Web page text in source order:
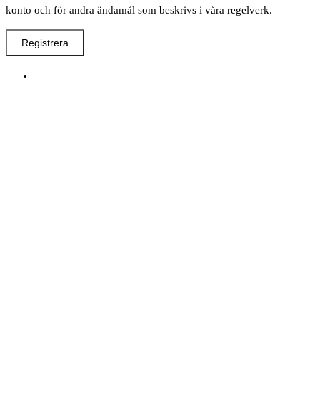
konto och för andra ändamål som beskrivs i våra regelverk.
Registrera